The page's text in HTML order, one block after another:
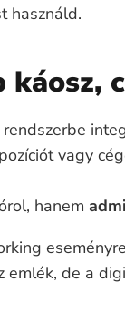
használd.
káosz,
rendszerbe
vagy
hanem
emlék, de a